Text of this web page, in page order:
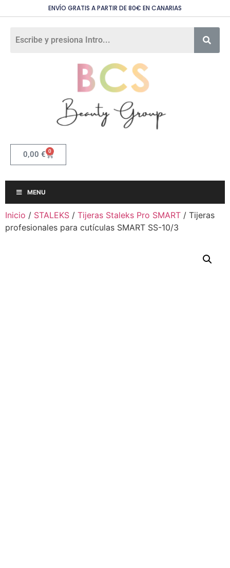
ENVÍO GRATIS A PARTIR DE 80€ EN CANARIAS
0,00 € 0
MENU
Inicio / STALEKS / Tijeras Staleks Pro SMART / Tijeras
profesionales para cutículas SMART SS-10/3